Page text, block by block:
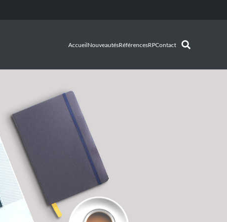
AccueilNouveautésRéférencesRPContact